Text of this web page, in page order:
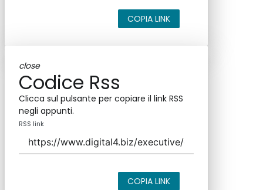
COPIA LINK
close
Codice Rss
Clicca sul pulsante per copiare il link RSS
negli appunti.
RSS link
COPIA LINK